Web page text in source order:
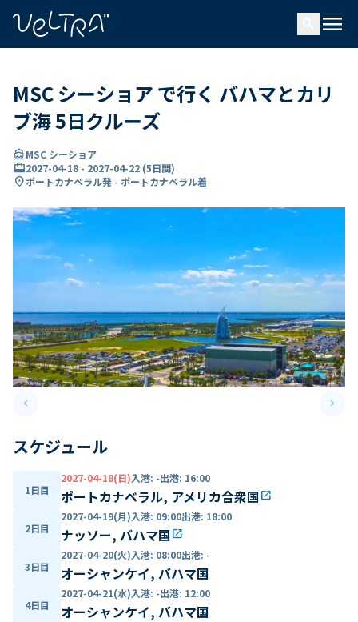
menu
MSC シーショア で行く バハマとカリ
ブ海 5日クルーズ
directions_boatMSC シーショア
card_travel2027-04-18 - 2027-04-22 (5日間)
location_onポートカナベラル発 - ポートカナベラル着
keyboard_arrow_leftPrevious slide keyboard_arrow_right
スケジュール
1日目
2027-04-18(日)入港: -出港: 16:00
ポートカナベラル, アメリカ合衆国open_in_new
2日目
2027-04-19(月)入港: 09:00出港: 18:00
ナッソー, バハマ国open_in_new
3日目
2027-04-20(火)入港: 08:00出港: -
オーシャンケイ, バハマ国
4日目
2027-04-21(水)入港: -出港: 12:00
オーシャンケイ, バハマ国